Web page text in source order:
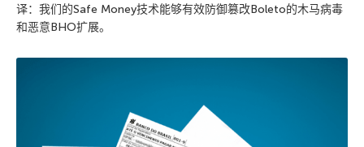
译：我们的Safe Money技术能够有效防御篡改Boleto的木马病毒
和恶意BHO扩展。